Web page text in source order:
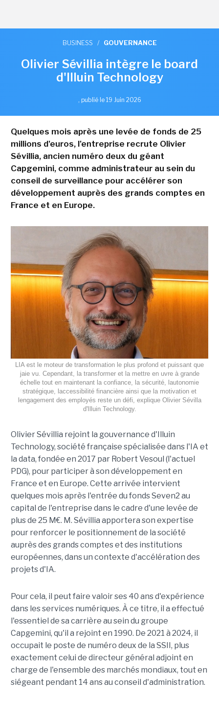
BUSINESS / GOUVERNANCE
Olivier Sévillia intègre le board
d'Illuin Technology
, publié le 19 Juin 2026
Quelques mois après une levée de fonds de 25
millions d'euros, l'entreprise recrute Olivier
Sévillia, ancien numéro deux du géant
Capgemini, comme administrateur au sein du
conseil de surveillance pour accélérer son
développement auprès des grands comptes en
France et en Europe.
LIA est le moteur de transformation le plus profond et puissant que
jaie vu. Cependant, la transformer et la mettre en uvre à grande
échelle tout en maintenant la confiance, la sécurité, lautonomie
stratégique, laccessibilité financière ainsi que la motivation et
lengagement des employés reste un défi, explique Olivier Sévilla
d'Illuin Technology.
Olivier Sévillia rejoint la gouvernance d'Illuin
Technology, société française spécialisée dans l'IA et
la data, fondée en 2017 par Robert Vesoul (l'actuel
PDG), pour participer à son développement en
France et en Europe. Cette arrivée intervient
quelques mois après l'entrée du fonds Seven2 au
capital de l'entreprise dans le cadre d'une levée de
plus de 25 M€. M. Sévillia apportera son expertise
pour renforcer le positionnement de la société
auprès des grands comptes et des institutions
européennes, dans un contexte d'accélération des
projets d'IA.
Pour cela, il peut faire valoir ses 40 ans d'expérience
dans les services numériques. À ce titre, il a effectué
l'essentiel de sa carrière au sein du groupe
Capgemini, qu'il a rejoint en 1990. De 2021 à 2024, il
occupait le poste de numéro deux de la SSII, plus
exactement celui de directeur général adjoint en
charge de l'ensemble des marchés mondiaux, tout en
siégeant pendant 14 ans au conseil d'administration.